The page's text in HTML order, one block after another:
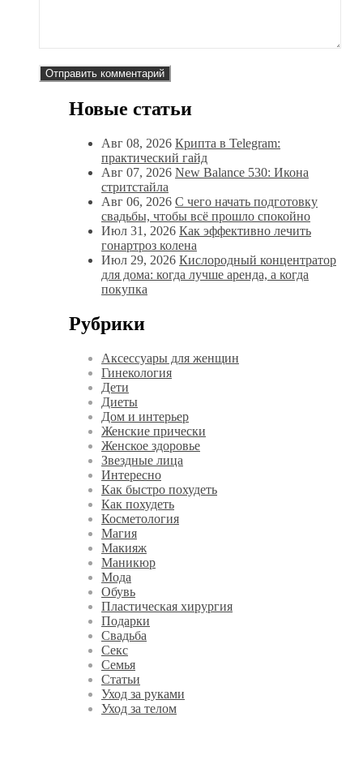
Новые статьи
Авг 08, 2026 Крипта в Telegram:
практический гайд
Авг 07, 2026 New Balance 530: Икона
стритстайла
Авг 06, 2026 С чего начать подготовку
свадьбы, чтобы всё прошло спокойно
Июл 31, 2026 Как эффективно лечить
гонартроз колена
Июл 29, 2026 Кислородный концентратор
для дома: когда лучше аренда, а когда
покупка
Рубрики
Аксессуары для женщин
Гинекология
Дети
Диеты
Дом и интерьер
Женские прически
Женское здоровье
Звездные лица
Интересно
Как быстро похудеть
Как похудеть
Косметология
Магия
Макияж
Маникюр
Мода
Обувь
Пластическая хирургия
Подарки
Свадьба
Секс
Семья
Статьи
Уход за руками
Уход за телом